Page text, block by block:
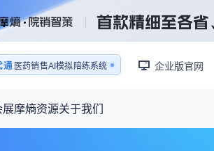
通
医药销售AI模拟陪练系统
1:1还原医生拜访场景
医药销售AI模拟陪练系统
企业版官网
展摩熵资源关于我们